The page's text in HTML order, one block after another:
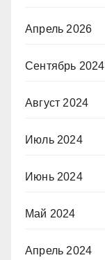
Апрель 2026
Сентябрь 2024
Август 2024
Июль 2024
Июнь 2024
Май 2024
Апрель 2024